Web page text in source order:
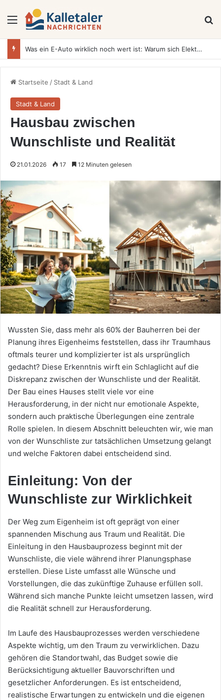
Menü
Was ein E-Auto wirklich noch wert ist: Warum sich Elektrofahrzeuge bei der Wertermittlung anders verhalten als Verbrenner
Startseite / Stadt & Land
Stadt & Land
Hausbau zwischen
Wunschliste und Realität
21.01.2026 17 12 Minuten gelesen
Wussten Sie, dass mehr als 60% der Bauherren bei der
Planung ihres Eigenheims feststellen, dass ihr Traumhaus
oftmals teurer und komplizierter ist als ursprünglich
gedacht? Diese Erkenntnis wirft ein Schlaglicht auf die
Diskrepanz zwischen der Wunschliste und der Realität.
Der Bau eines Hauses stellt viele vor eine
Herausforderung, in der nicht nur emotionale Aspekte,
sondern auch praktische Überlegungen eine zentrale
Rolle spielen. In diesem Abschnitt beleuchten wir, wie man
von der Wunschliste zur tatsächlichen Umsetzung gelangt
und welche Faktoren dabei entscheidend sind.
Einleitung: Von der
Wunschliste zur Wirklichkeit
Der Weg zum Eigenheim ist oft geprägt von einer
spannenden Mischung aus Traum und Realität. Die
Einleitung in den Hausbauprozess beginnt mit der
Wunschliste, die viele während ihrer Planungsphase
erstellen. Diese Liste umfasst alle Wünsche und
Vorstellungen, die das zukünftige Zuhause erfüllen soll.
Während sich manche Punkte leicht umsetzen lassen, wird
die Realität schnell zur Herausforderung.
Im Laufe des Hausbauprozesses werden verschiedene
Aspekte wichtig, um den Traum zu verwirklichen. Dazu
gehören die Standortwahl, das Budget sowie die
Berücksichtigung aktueller Bauvorschriften und
gesetzlicher Anforderungen. Es ist entscheidend,
realistische Erwartungen zu entwickeln und die eigenen